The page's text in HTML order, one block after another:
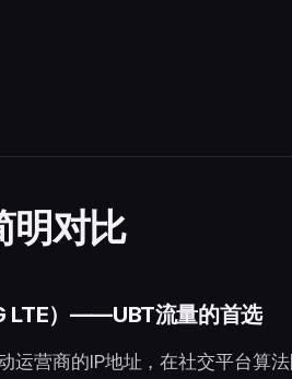
明对比
LTE）——UBT流量的首选
运营商的IP地址，在社交平台算